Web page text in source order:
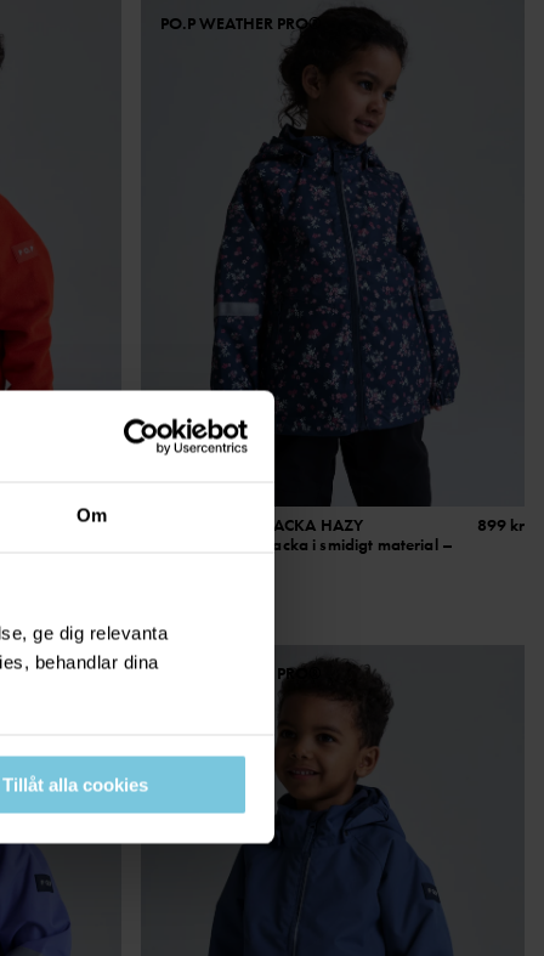
Om
ge dig relevanta
behandlar dina
Tillåt alla cookies
699 kr
PO.P WEATHER PRO®
VATTENTÄT SKALJACKA HAZY
Testvinnande skaljacka i smidigt material –
899 kr
PO.P WEATHER PRO®